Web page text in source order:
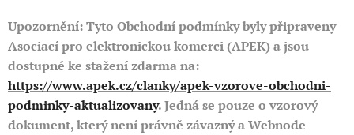
Upozornění: Tyto Obchodní podmínky byly připraveny
Asociací pro elektronickou komerci (APEK) a jsou
dostupné ke stažení zdarma na:
https://www.apek.cz/clanky/apek-vzorove-obchodni-
podminky-aktualizovany. Jedná se pouze o vzorový
dokument, který není právně závazný a Webnode